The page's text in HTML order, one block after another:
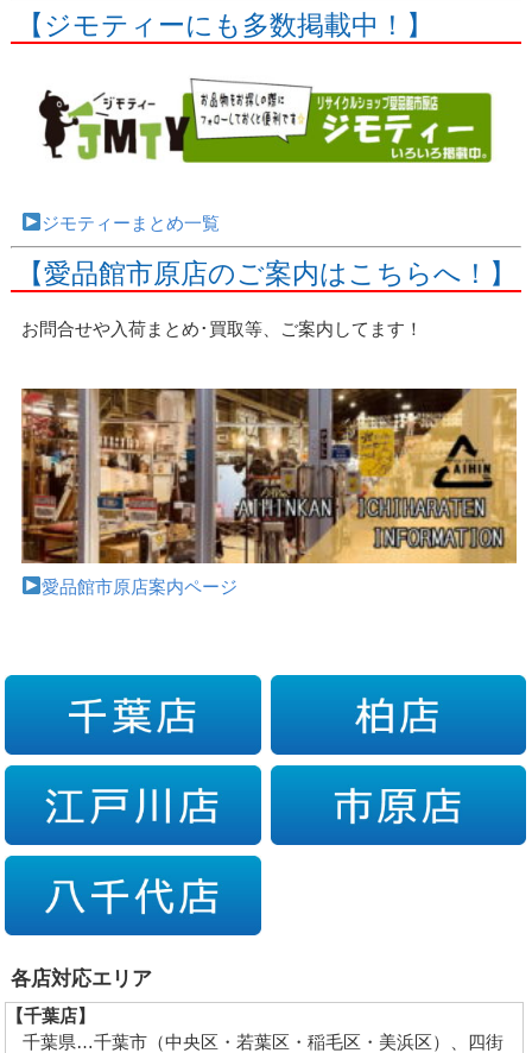
【ジモティーにも多数掲載中！】
ジモティーまとめ一覧
【愛品館市原店のご案内はこちらへ！】
お問合せや入荷まとめ･買取等、ご案内してます！
愛品館市原店案内ページ
各店対応エリア
【千葉店】
千葉県…千葉市（中央区・若葉区・稲毛区・美浜区）、四街